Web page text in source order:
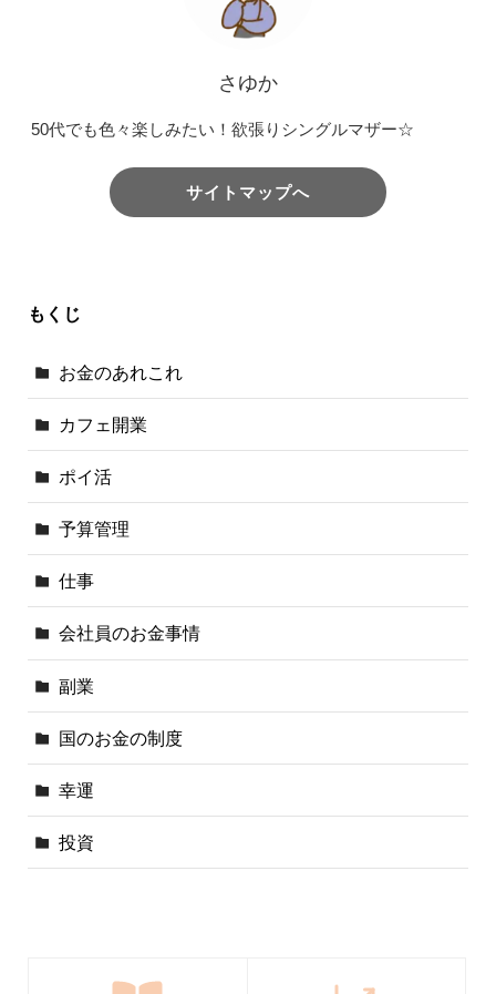
さゆか
50代でも色々楽しみたい！欲張りシングルマザー☆
サイトマップへ
もくじ
お金のあれこれ
カフェ開業
ポイ活
予算管理
仕事
会社員のお金事情
副業
国のお金の制度
幸運
投資